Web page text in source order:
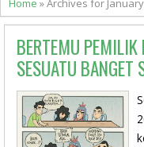
i
g
a
t
i
o
n
Home »Archives for
BERTEMU
SESUATU BANGET